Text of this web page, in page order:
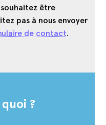
être
pas à nous envoyer
de contact.
?